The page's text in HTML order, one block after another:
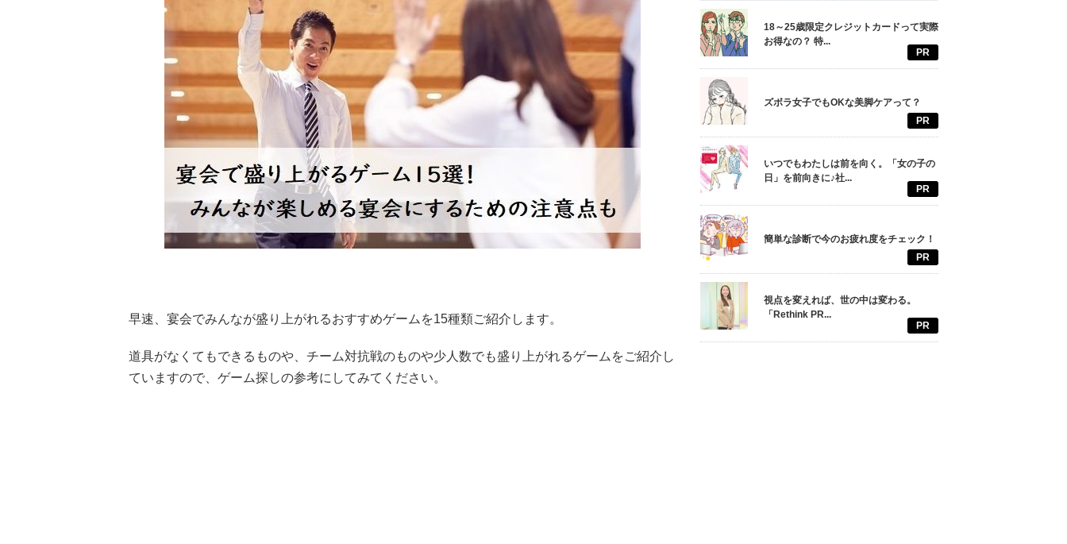
早速、宴会でみんなが盛り上がれるおすすめゲームを15種類ご紹介します。
道具がなくてもできるものや、チーム対抗戦のものや少人数でも盛り上がれるゲームをご紹介し
ていますので、ゲーム探しの参考にしてみてください。
18～25歳限定クレジットカードって実際
お得なの？ 特...
PR
ズボラ女子でもOKな美脚ケアって？
PR
いつでもわたしは前を向く。「女の子の
日」を前向きに♪社...
PR
簡単な診断で今のお疲れ度をチェック！
PR
視点を変えれば、世の中は変わる。
「Rethink PR...
PR